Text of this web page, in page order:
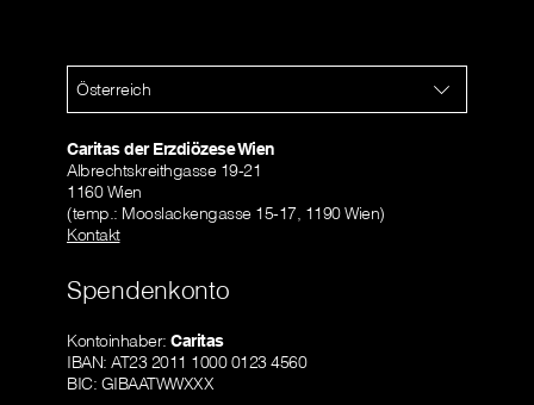
Österreich
Caritas der Erzdiözese Wien
Albrechtskreithgasse 19-21
1160 Wien
(temp.: Mooslackengasse 15-17, 1190 Wien)
Kontakt
Spendenkonto
Kontoinhaber: Caritas
IBAN: AT23 2011 1000 0123 4560
BIC: GIBAATWWXXX